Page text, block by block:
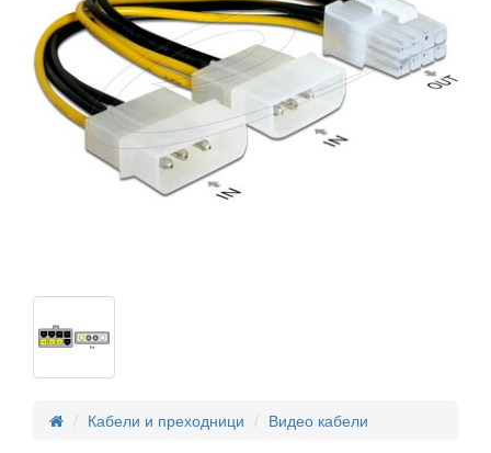
Кабели и преходници Видео кабели